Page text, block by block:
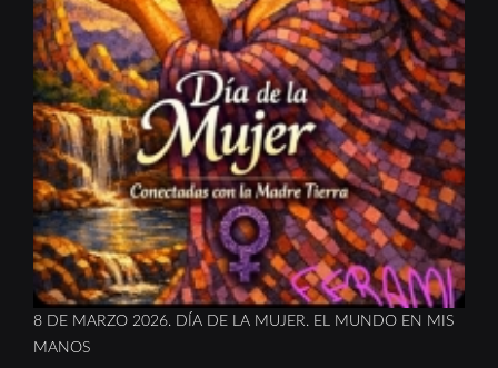
8 DE MARZO 2026. DÍA DE LA MUJER. EL MUNDO EN MIS
MANOS